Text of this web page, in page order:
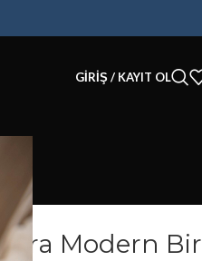
GIRIŞ / KAYIT OL
Modern Bir